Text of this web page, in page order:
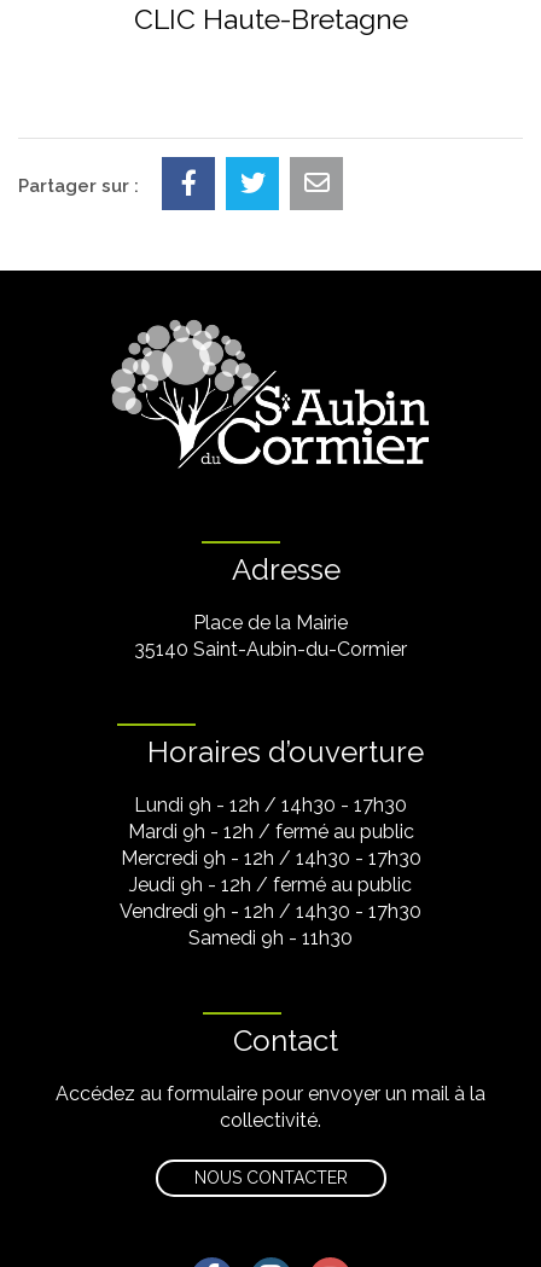
CLIC Haute-Bretagne
Partager sur :
Adresse
Place de la Mairie
35140 Saint-Aubin-du-Cormier
Horaires d’ouverture
Lundi 9h - 12h / 14h30 - 17h30
Mardi 9h - 12h / fermé au public
Mercredi 9h - 12h / 14h30 - 17h30
Jeudi 9h - 12h / fermé au public
Vendredi 9h - 12h / 14h30 - 17h30
Samedi 9h - 11h30
Contact
Accédez au formulaire pour envoyer un mail à la
collectivité.
NOUS CONTACTER